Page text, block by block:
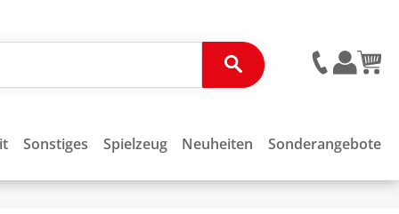
Sonstiges Spielzeug Neuheiten Sonderangebote